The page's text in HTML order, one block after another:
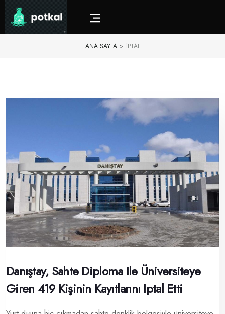
ANA SAYFA > IPTAL
Danıştay, Sahte Diploma Ile Üniversiteye
Giren 419 Kişinin Kayıtlarını Iptal Etti